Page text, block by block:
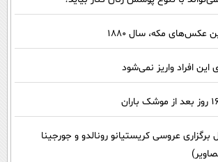
عکس‌های مکه، سال ۱۸۸۰
این افراد واریز نمی‌شود
عروسی کریستیانو رونالدو و جورجینا